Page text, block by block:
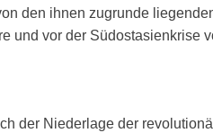
den ihnen zugrunde
und vor der Südostasienkrise
der Niederlage der